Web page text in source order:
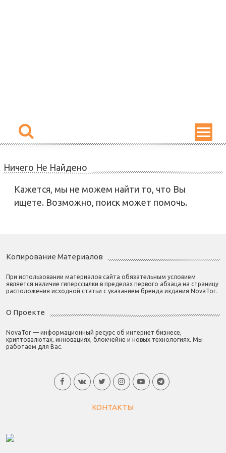
Ничего Не Найдено
Кажется, мы не можем найти то, что Вы
ищете. Возможно, поиск может помочь.
Копирование Материалов
При использовании материалов сайта обязательным условием
является наличие гиперссылки в пределах первого абзаца на страницу
расположения исходной статьи с указанием бренда издания NovaTor.
О Проекте
NovaTor — информационный ресурс об интернет бизнесе,
криптовалютах, инновациях, блокчейне и новых технологиях. Мы
работаем для Вас.
КОНТАКТЫ